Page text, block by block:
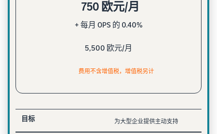
750 欧元/月
+ 每月 OPS 的 0.40%
5,500 欧元/月
费用不含增值税，增值税另计
目标 为大型企业提供主动支持